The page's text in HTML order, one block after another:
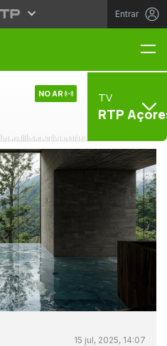
Entrar
NO AR TV
RTP
15 jul, 2025, 14:07